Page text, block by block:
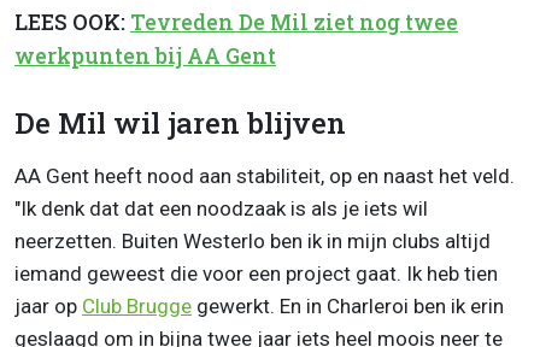
LEES OOK: Tevreden De Mil ziet nog twee
werkpunten bij AA Gent
De Mil wil jaren blijven
AA Gent heeft nood aan stabiliteit, op en naast het veld.
"Ik denk dat dat een noodzaak is als je iets wil
neerzetten. Buiten Westerlo ben ik in mijn clubs altijd
iemand geweest die voor een project gaat. Ik heb tien
jaar op Club Brugge gewerkt. En in Charleroi ben ik erin
geslaagd om in bijna twee jaar iets heel moois neer te